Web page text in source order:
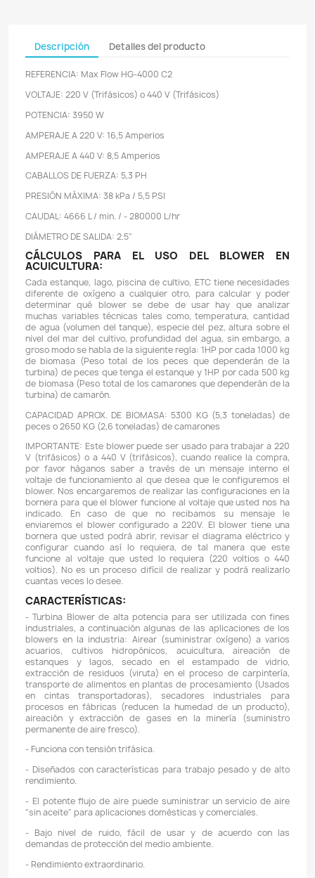
Envíos gratuitos
Ofrecemos envíos GRATUITOS
a todo el país
$100.000 COP
. Los envíos a municipios de
un costo de$10.000 COP
$18.000 COP.
Domicilios en el Valle de Aburrá
Valle de Aburrá, este servicio podría tener un
dependerá de su ubicación y del valor total de su pedido.
están sujetos a disponibilidad logística.
Descripción Detalles del producto
REFERENCIA: Max Flow HG-4000 C2
VOLTAJE: 220 V (Trifásicos) o 440 V (Trifásicos)
POTENCIA: 3950 W
AMPERAJE A 220 V: 16,5 Amperios
AMPERAJE A 440 V: 8,5 Amperios
CABALLOS DE FUERZA: 5,3 PH
PRESIÓN MÁXIMA: 38 kPa / 5,5 PSI
CAUDAL: 4666 L / min. / - 280000 L/hr
DIÁMETRO DE SALIDA: 2.5"
CÁLCULOS PARA EL USO DEL
ACUICULTURA:
Cada estanque, lago, piscina de cultivo, ETC tiene
diferente de oxígeno a cualquier otro, para
determinar qué blower se debe de usar hay
muchas variables técnicas tales como,
de agua (volumen del tanque), especie del pez,
nivel del mar del cultivo, profundidad del agua, sin
groso modo se habla de la siguiente regla: 1HP por
de biomasa (Peso total de los peces que
turbina) de peces que tenga el estanque y 1HP por
de biomasa (Peso total de los camarones que
turbina) de camarón.
CAPACIDAD APROX. DE BIOMASA: 5300 KG (5,3
peces o 2650 KG (2,6 toneladas) de camarones
IMPORTANTE: Este blower puede ser usado para
por favor háganos saber a través de un mensaje
voltaje de funcionamiento al que desea que le
blower. Nos encargaremos de realizar las